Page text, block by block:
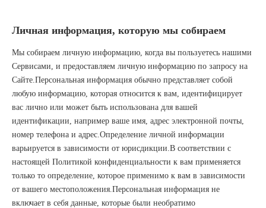
Личная информация, которую мы собираем
Мы собираем личную информацию, когда вы пользуетесь нашими
Сервисами, и предоставляем личную информацию по запросу на
Сайте.Персональная информация обычно представляет собой
любую информацию, которая относится к вам, идентифицирует
вас лично или может быть использована для вашей
идентификации, например ваше имя, адрес электронной почты,
номер телефона и адрес.Определение личной информации
варьируется в зависимости от юрисдикции.В соответствии с
настоящей Политикой конфиденциальности к вам применяется
только то определение, которое применимо к вам в зависимости
от вашего местоположения.Персональная информация не
включает в себя данные, которые были необратимо